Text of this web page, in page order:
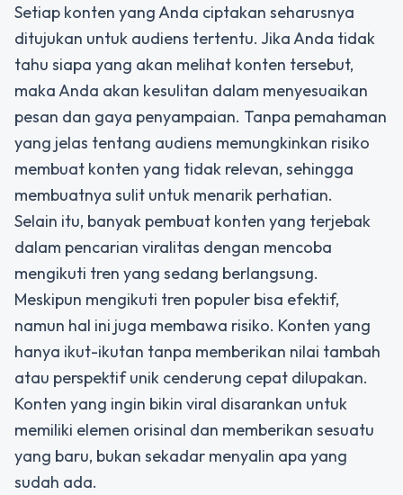
Setiap konten yang Anda ciptakan seharusnya
ditujukan untuk audiens tertentu. Jika Anda tidak
tahu siapa yang akan melihat konten tersebut,
maka Anda akan kesulitan dalam menyesuaikan
pesan dan gaya penyampaian. Tanpa pemahaman
yang jelas tentang audiens memungkinkan risiko
membuat konten yang tidak relevan, sehingga
membuatnya sulit untuk menarik perhatian.
Selain itu, banyak pembuat konten yang terjebak
dalam pencarian viralitas dengan mencoba
mengikuti tren yang sedang berlangsung.
Meskipun mengikuti tren populer bisa efektif,
namun hal ini juga membawa risiko. Konten yang
hanya ikut-ikutan tanpa memberikan nilai tambah
atau perspektif unik cenderung cepat dilupakan.
Konten yang ingin bikin viral disarankan untuk
memiliki elemen orisinal dan memberikan sesuatu
yang baru, bukan sekadar menyalin apa yang
sudah ada.